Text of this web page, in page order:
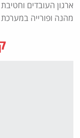
ארגון העובדים
מהנה ופורייה במערכת